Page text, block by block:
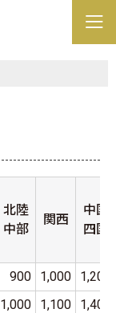
北陸
中部
関西
中国
四国
900 1,000
1,200
1,000 1,100
1,400